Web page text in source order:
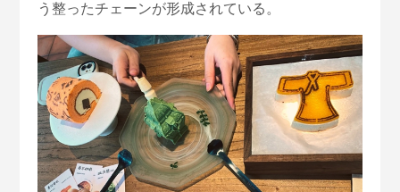
う整ったチェーンが形成されている。